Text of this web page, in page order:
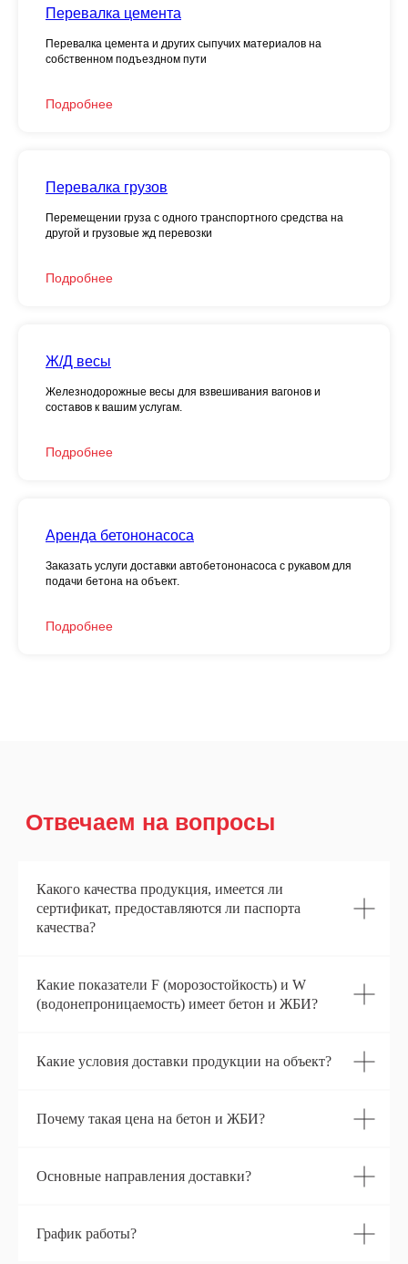
Перевалка цемента
Перевалка цемента и других сыпучих материалов на
собственном подъездном пути
Подробнее
Перевалка грузов
Перемещении груза с одного транспортного средства на
другой и грузовые жд перевозки
Подробнее
Ж/Д весы
Железнодорожные весы для взвешивания вагонов и
составов к вашим услугам.
Подробнее
Аренда бетононасоса
Заказать услуги доставки автобетононасоса с рукавом для
подачи бетона на объект.
Подробнее
Отвечаем на вопросы
Какого качества продукция, имеется ли
сертификат, предоставляются ли паспорта
качества?
Какие показатели F (морозостойкость) и W
(водонепроницаемость) имеет бетон и ЖБИ?
Какие условия доставки продукции на объект?
Почему такая цена на бетон и ЖБИ?
Основные направления доставки?
График работы?
Тургеневский тупик, 1 — Яндекс Карты
рады Вам!
143310, Московская область, г. Наро-
ОГРН:
ИНН:
Адрес:
5030045216 1045005901038